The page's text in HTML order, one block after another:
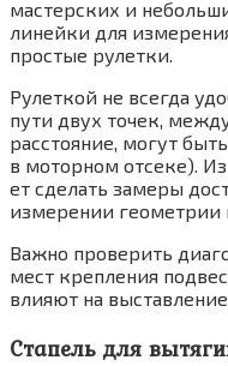
мастер­ских и
линей­ки для
про­стые рулет­ки.
Рулет­кой не все­гда
пути двух точек,
рас­сто­я­ние, могут
в мотор­ном отсе­ке).
ет сде­лать заме­ры
изме­ре­нии гео­мет­рии
Важ­но про­ве­рить
мест креп­ле­ния
вли­я­ют на
Стапель для